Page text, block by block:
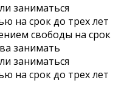
заниматься
на срок до трех лет
свободы на срок
занимать
заниматься
на срок до трех лет